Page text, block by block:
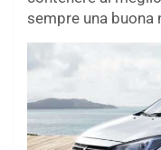
sempre una buona